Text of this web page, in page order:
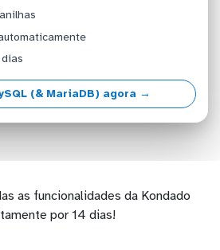
(& MariaDB) agora →
as funcionalidades da Kondado
por 14 dias!